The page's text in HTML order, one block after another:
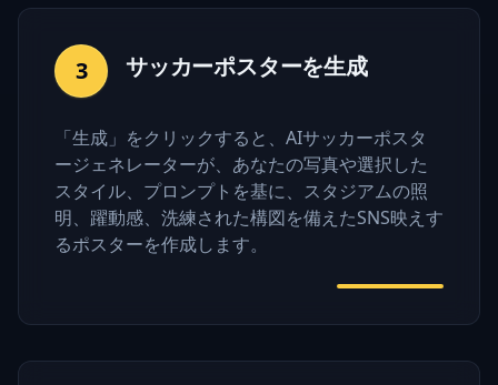
3 サッカーポスターを生成
「生成」をクリックすると、AIサッカーポスタ
ージェネレーターが、あなたの写真や選択した
スタイル、プロンプトを基に、スタジアムの照
明、躍動感、洗練された構図を備えたSNS映えす
るポスターを作成します。